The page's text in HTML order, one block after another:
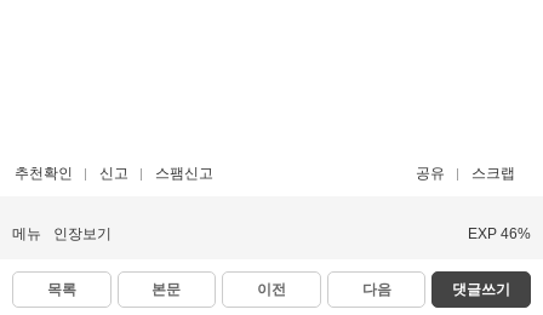
추천확인 신고 스팸신고 공유 스크랩
메뉴 인장보기 EXP 46%
목록 본문 이전 다음 댓글쓰기